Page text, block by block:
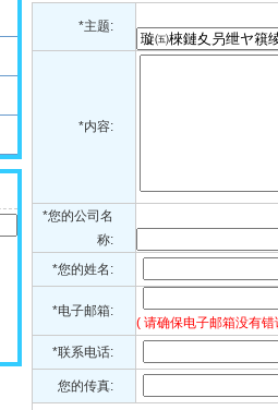
*主题:
*内容:
*您的公司名
称:
*您的姓名:
*电子邮箱:
( 请确保电子邮箱没有
*联系电话:
您的传真: